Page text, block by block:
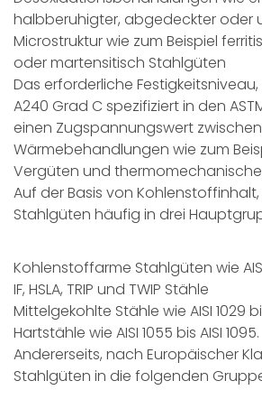
halbberuhigter, abgedeckter oder
Microstruktur wie zum Beispiel
oder martensitisch Stahlgüten
Das erforderliche Festigkeitsniveau,
A240 Grad C spezifiziert in den
einen Zugspannungswert zwischen
Wärmebehandlungen wie zum
Vergüten und thermomechanische
Auf der Basis von
Stahlgüten häufig in drei
Kohlenstoffarme Stahlgüten wie AISI
IF, HSLA, TRIP und TWIP Stähle
Mittelgekohlte Stähle wie AISI 1029
Hartstähle wie AISI 1055 bis AISI 1095.
Andererseits, nach Europäischer
Stahlgüten in die folgenden